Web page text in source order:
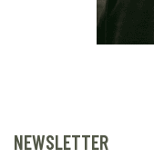
NEWSLETTER